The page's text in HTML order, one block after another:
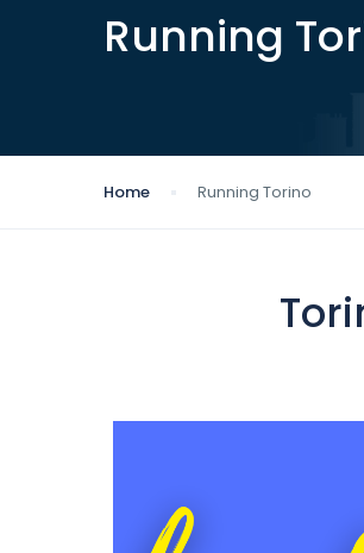
Running
Home Running Torino